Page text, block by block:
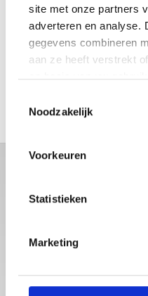
site met onze partners
adverteren en analyse.
gegevens combineren
aan ze heeft verstrekt
Noodzakelijk
Voorkeuren
Statistieken
Marketing